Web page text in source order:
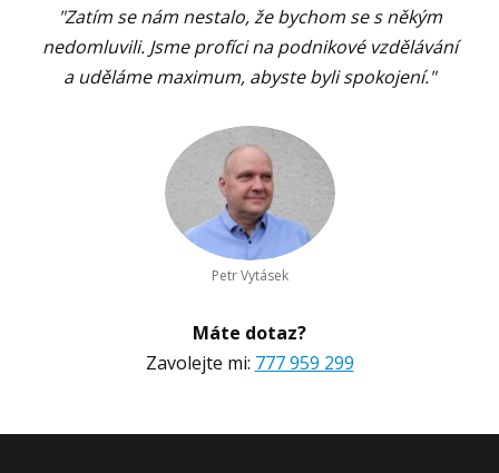
"Zatím se nám nestalo, že bychom se s někým
nedomluvili. Jsme profíci na podnikové vzdělávání
a uděláme maximum, abyste byli spokojení."
Petr Vytásek
Máte dotaz?
Zavolejte mi: 777 959 299